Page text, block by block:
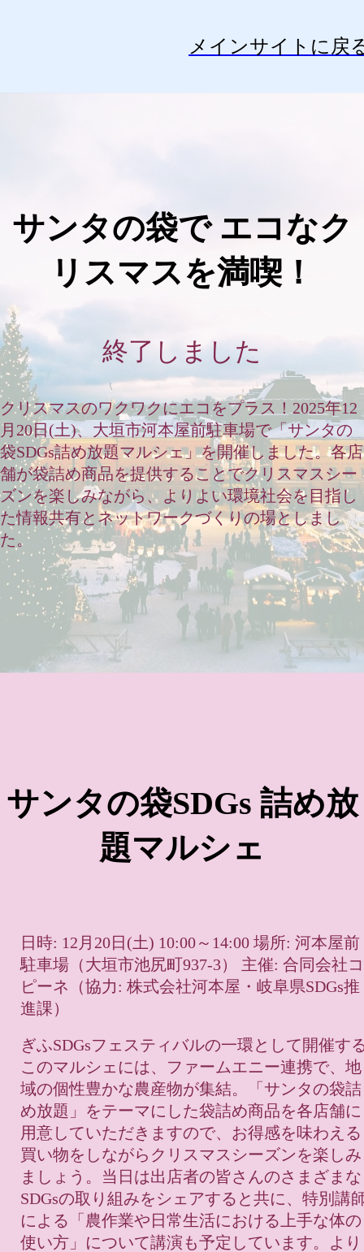
メインサイトに戻
サンタの袋で エコなク
リスマスを満喫！
終了しました
クリスマスのワクワクにエコをプラス！2025年12
月20日(土)、大垣市河本屋前駐車場で「サンタの
袋SDGs詰め放題マルシェ」を開催しました。各店
舗が袋詰め商品を提供することでクリスマスシー
ズンを楽しみながら、よりよい環境社会を目指し
た情報共有とネットワークづくりの場としまし
た。
サンタの袋SDGs 詰め放
題マルシェ
日時: 12月20日(土) 10:00～14:00 場所: 河本屋前
駐車場（大垣市池尻町937-3） 主催: 合同会社コ
ピーネ（協力: 株式会社河本屋・岐阜県SDGs推
進課）
ぎふSDGsフェスティバルの一環として開催す
このマルシェには、ファームエニー連携で、地
域の個性豊かな農産物が集結。「サンタの袋詰
め放題」をテーマにした袋詰め商品を各店舗に
用意していただきますので、お得感を味わえる
買い物をしながらクリスマスシーズンを楽しみ
ましょう。当日は出店者の皆さんのさまざまな
SDGsの取り組みをシェアすると共に、特別講
による「農作業や日常生活における上手な体の
使い方」について講演も予定しています。より